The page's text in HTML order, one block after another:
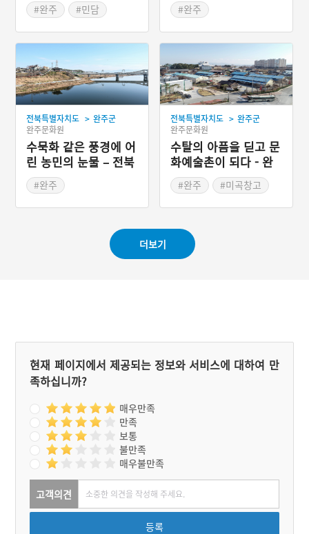
만 데려가면서 콩쥐에게 여
러 가지 일을 시키고 다 마
친 뒤 잔치에 오라고 하였
다. 콩쥐는 두꺼비, 새떼, 선
녀의 도움을 받아 새어머니
가 시킨 일을 마치고 선녀가
준 옷을 입고 신발을 신고서
집을 나섰다. 가다가 냇가에
서 신발 한 짝을 잃어버렸는
데 마침 원님이 발견하고 주
인을 찾다가 결국 콩쥐와 혼
인하였다. 콩쥐를 질투한 팥
쥐는 콩쥐를 연못에 빠트려
죽이고 자신이 콩쥐인 것처
럼 행동하였다. 콩쥐는 환생
하여 원님에게 억울함을 하
소연하고 원님은 콩쥐의 시
팥쥐를 죽여 새어머니에게
보내고 새어머니는 죽은 팥
쥐를 보고 놀라 기절하여 죽
#완주 #민담
린 아기장수였다. 아기의 정
체가 소문날까 두려워 부부
는 동굴에 아기를 숨겼다.
군사들이 찾아와 아기를 내
놓으라 했으나, 부부는 아기
를 끝까지 지켰다. 군사들이
물러가자 하늘에서 엄청난
비가 내리더니 아기가 용마
를 타고 나타나 부부를 데려
갔다. 이후 마을 앞에는 용
마의 형상을 한 커다란 산이
생겼고, 마을 아래에는 널따
란 웅덩이가 파였다. 그래서
마을 사람들은 용마골이라
불렀다.
#완주
#장수이야기
#완주설화
전북특별자치도 > 완주군
완주문화원
수묵화 같은 풍경에 어
린 농민의 눈물 – 전북
완주 구 만경강 철교
#완주
전북특별자치도 > 완주군
완주문화원
수탈의 아픔을 딛고 문
화예술촌이 되다 - 완
주 구 삼례 양곡창고
#완주
#미곡창고
더보기
현재 페이지에서 제공되는 정보와 서비스에 대하여 만
족하십니까?
매우만족
만족
보통
불만족
매우불만족
고객의견
등록